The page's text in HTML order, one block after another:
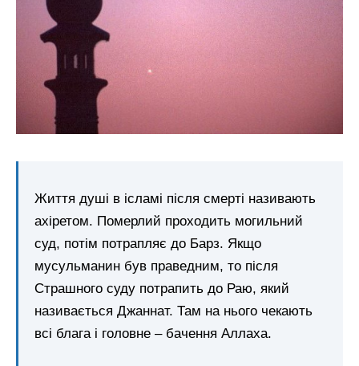
Життя душі в ісламі після смерті називають
ахіретом. Померлий проходить могильний
суд, потім потрапляє до Барз. Якщо
мусульманин був праведним, то після
Страшного суду потрапить до Раю, який
називається Джаннат. Там на нього чекають
всі блага і головне – бачення Аллаха.